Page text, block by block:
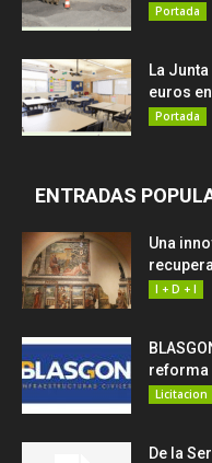
Portada
La
euros
Portada
ENTRADAS
Una
I + D + I
reforma
Licitacion
De la